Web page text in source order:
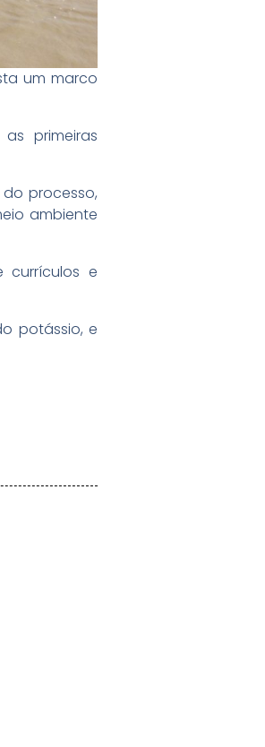
um marco
primeiras
processo,
ambiente
currículos e
potássio, e